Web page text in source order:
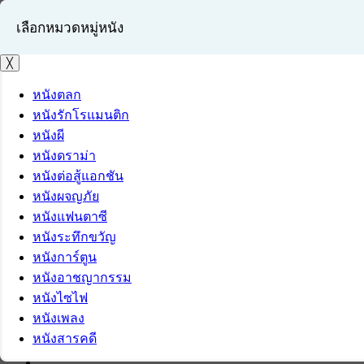
เข้าสู่ระบบ
สมัครสมาชิก
เลือกหมวดหมู่หนัง
╳
หนังตลก
หนังรักโรแมนติก
หนังผี
หนังดราม่า
หนังต่อสู้แอกชัน
หนังผจญภัย
หนังแฟนตาซี
หนังระทึกขวัญ
หนังการ์ตูน
หนังอาชญากรรม
หนังไซไฟ
หนังเพลง
หนังสารคดี